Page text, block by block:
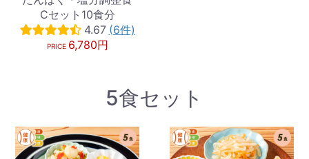
Cセット10食分
4.67 (6件)
PRICE 6,780円
5食セット